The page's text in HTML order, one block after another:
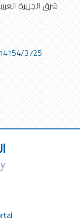
شرق الجزيرة
3725